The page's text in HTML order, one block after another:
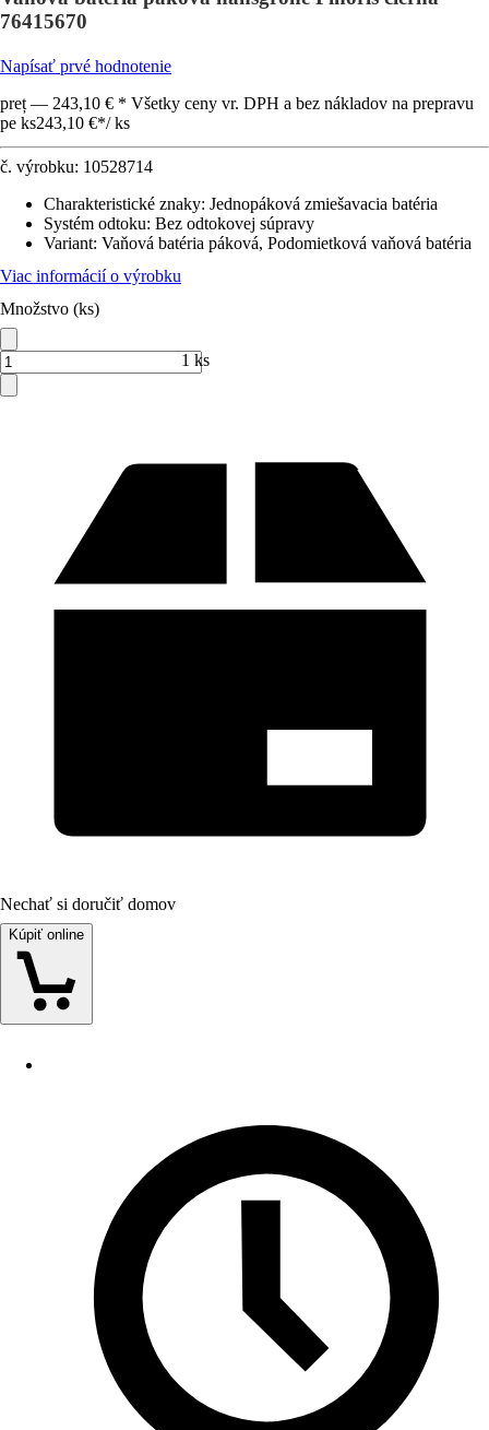
76415670
Napísať prvé hodnotenie
preț — 243,10 € * Všetky ceny vr. DPH a bez nákladov na prepravu
pe ks243,10 €*/ ks
č. výrobku: 10528714
Charakteristické znaky: Jednopáková zmiešavacia batéria
Systém odtoku: Bez odtokovej súpravy
Variant: Vaňová batéria páková, Podomietková vaňová batéria
Viac informácií o výrobku
Množstvo (ks)
1 ks
Nechať si doručiť domov
Kúpiť online